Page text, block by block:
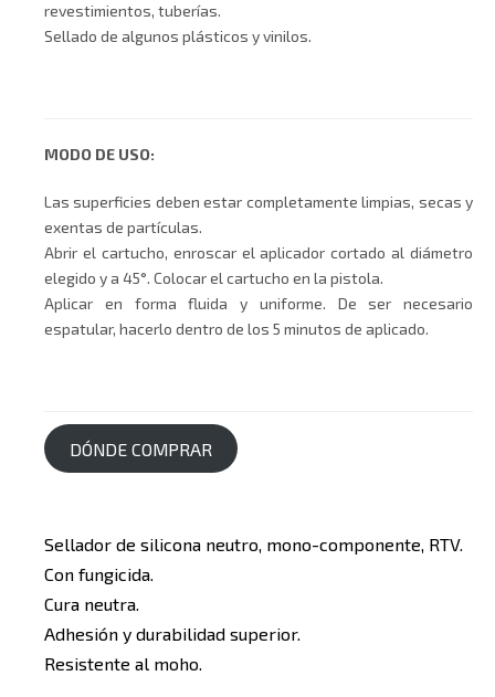
revestimientos, tuberías.
Sellado de algunos plásticos y vinilos.
MODO DE USO:
Las superficies deben estar completamente limpias, secas y
exentas de partículas.
Abrir el cartucho, enroscar el aplicador cortado al diámetro
elegido y a 45°. Colocar el cartucho en la pistola.
Aplicar en forma fluida y uniforme. De ser necesario
espatular, hacerlo dentro de los 5 minutos de aplicado.
DÓNDE COMPRAR
Sellador de silicona neutro, mono-componente, RTV.
Con fungicida.
Cura neutra.
Adhesión y durabilidad superior.
Resistente al moho.